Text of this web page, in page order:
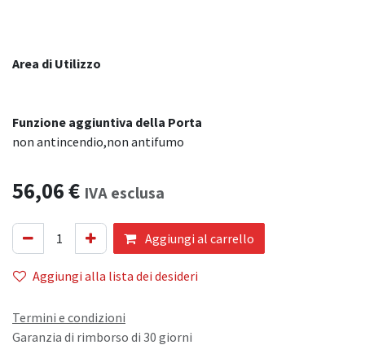
Area di Utilizzo
Funzione aggiuntiva della Porta
non antincendio,non antifumo
56,06€ IVA esclusa
Aggiungi al carrello
Aggiungi alla lista dei desideri
Termini e condizioni
Garanzia di rimborso di 30 giorni